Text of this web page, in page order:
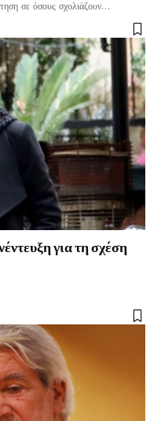
σε όσους σχολιάζουν…
για τη σχέση